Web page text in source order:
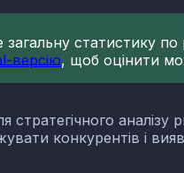
статистику по
версію, щоб оцінити
стратегічного
конкурентів і